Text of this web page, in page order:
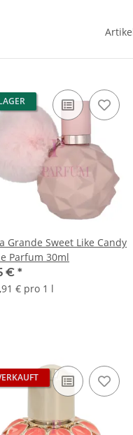
Grande Sweet Like Candy
Parfum 30ml
€ *
€ pro 1 l